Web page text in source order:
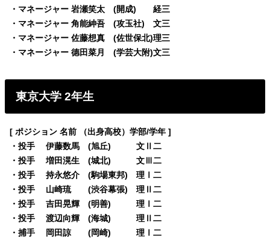
・マネージャー 岩瀬笑太 (開成) 経三
・マネージャー 角能紳吾 (攻玉社) 文三
・マネージャー 佐藤想真 (佐世保北)理三
・マネージャー 德田菜月 (学芸大附)文三
東京大学 2年生
[ ポジション 名前 （出身高校）学部/学年 ]
・投手 伊藤数馬 (旭丘) 文Ⅱ二
・投手 増田滉生 (城北) 文Ⅲ二
・投手 持永悠介 (駒場東邦) 理Ⅰ二
・投手 山崎琉 (渋谷幕張) 理Ⅱ二
・投手 吉田晃輝 (明善) 理Ⅰ二
・投手 渡辺向輝 (海城) 理Ⅱ二
・捕手 岡田諒 (岡崎) 理Ⅰ二